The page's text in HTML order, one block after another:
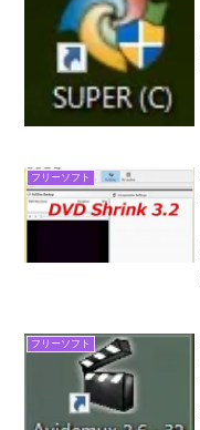
フリーソフト
フリーソフト